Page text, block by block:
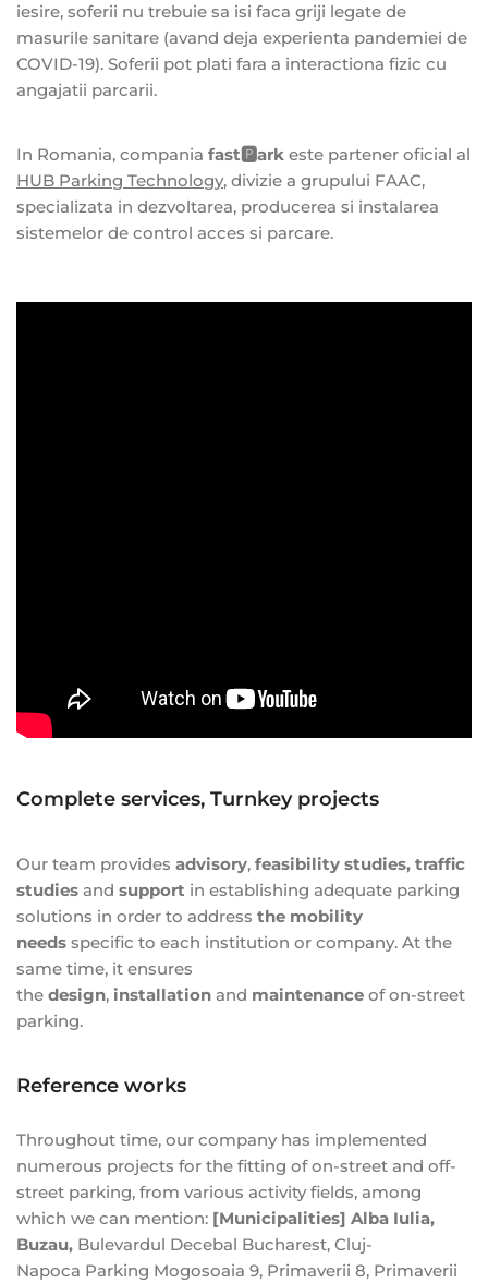
iesire, soferii nu trebuie sa isi faca griji legate de
masurile sanitare (avand deja experienta pandemiei de
COVID-19). Soferii pot plati fara a interactiona fizic cu
angajatii parcarii.
In Romania, compania fast🅿️ark este partener oficial al
HUB Parking Technology, divizie a grupului FAAC,
specializata in dezvoltarea, producerea si instalarea
sistemelor de control acces si parcare.
Complete services, Turnkey projects
Our team provides advisory, feasibility studies, traffic
studies and support in establishing adequate parking
solutions in order to address the mobility
needs specific to each institution or company. At the
same time, it ensures
the design, installation and maintenance of on-street
parking.
Reference works
Throughout time, our company has implemented
numerous projects for the fitting of on-street and off-
street parking, from various activity fields, among
which we can mention: [Municipalities] Alba Iulia,
Buzau, Bulevardul Decebal Bucharest, Cluj-
Napoca Parking Mogosoaia 9, Primaverii 8, Primaverii